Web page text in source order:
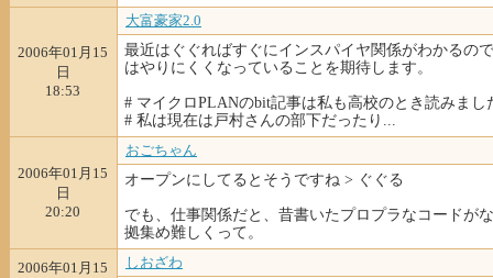
2006年01月15
日
18:53
大富豪家2.0
最近はぐぐればすぐにインスパイヤ関係がわかるの
はやりにくくなっていることを期待します。
# マイクロPLANのbit記事は私も高校のとき読みまし
# 私は現在は戸村さんの部下だったり...
2006年01月15
日
20:20
おごちゃん
オープンにしてるとそうですね > ぐぐる
でも、仕事関係だと、昔書いたプロプラなコードが
拠集め難しくって。
2006年01月15
しおざわ